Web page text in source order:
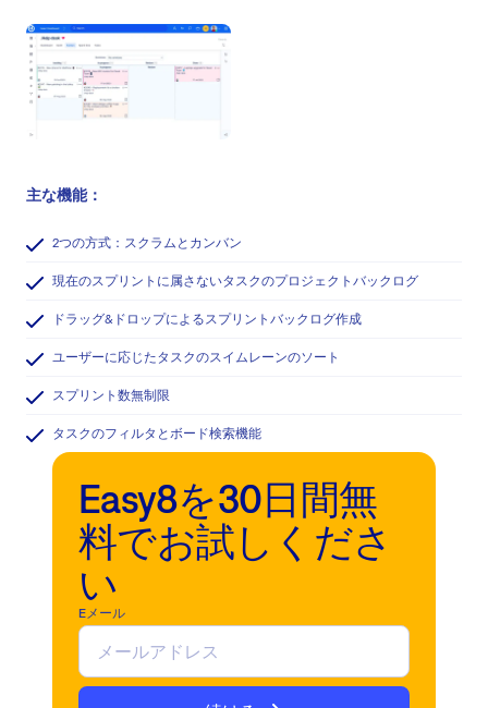
主な機能：
2つの方式：スクラムとカンバン
現在のスプリントに属さないタスクのプロジェクトバックログ
ドラッグ&ドロップによるスプリントバックログ作成
ユーザーに応じたタスクのスイムレーンのソート
スプリント数無制限
タスクのフィルタとボード検索機能
Easy8を30日間無
料でお試しくださ
い
Eメール